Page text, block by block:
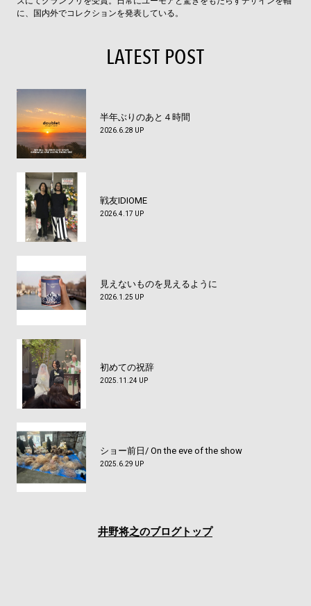
に、国内外でコレクションを発表している。
LATEST POST
半年ぶりのあと４時間
2026.6.28 UP
戦友IDIOME
2026.4.17 UP
見えないものを見えるように
2026.1.25 UP
初めての祝辞
2025.11.24 UP
ショー前日/ On the eve of the show
2025.6.29 UP
井野将之のブログトップ